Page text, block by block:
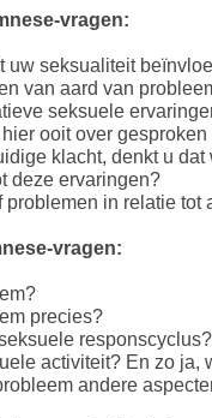
vragen:
uw seksualiteit
van aard van
seksuele
ooit over
klacht, denkt u
deze ervaringen?
problemen in relatie
vragen:
precies?
responscyclus?
activiteit? En zo ja,
andere